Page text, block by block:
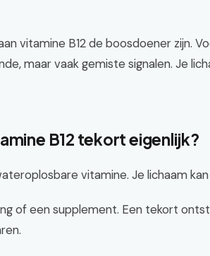
vitamine B12 de boosdoener zijn.
maar vaak gemiste signalen. Je
B12 tekort eigenlijk?
vitamine. Je lichaam
of een supplement. Een tekort